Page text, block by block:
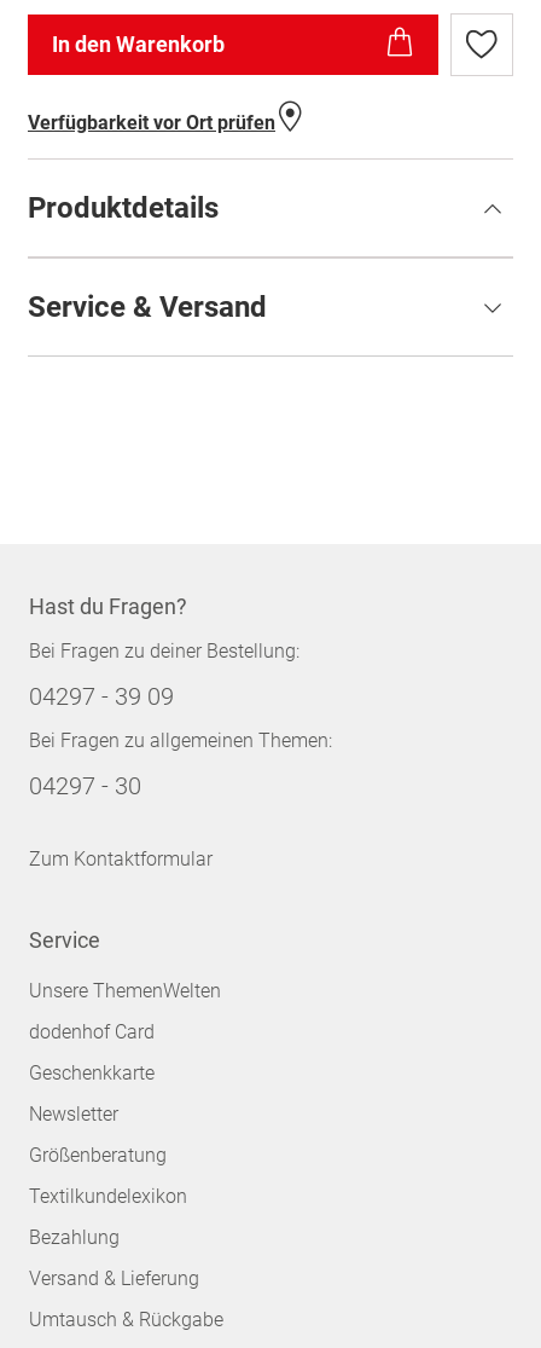
In den Warenkorb
Zur
Verfügbarkeit vor Ort prüfen
Produktdetails
Service & Versand
Hast du Fragen?
Bei Fragen zu deiner Bestellung:
04297 - 39 09
Bei Fragen zu allgemeinen Themen:
04297 - 30
Zum Kontaktformular
Service
Unsere ThemenWelten
dodenhof Card
Geschenkkarte
Newsletter
Größenberatung
Textilkundelexikon
Bezahlung
Versand & Lieferung
Umtausch & Rückgabe